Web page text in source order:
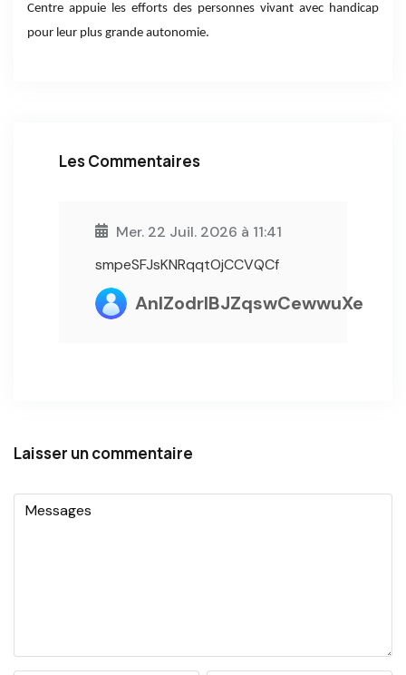
Centre appuie les efforts des personnes vivant avec handicap
pour leur plus grande autonomie.
Les Commentaires
Mer. 22 Juil. 2026 à 11:41
smpeSFJsKNRqqtOjCCVQCf
AnlZodrlBJZqswCewwuXe
Laisser un commentaire